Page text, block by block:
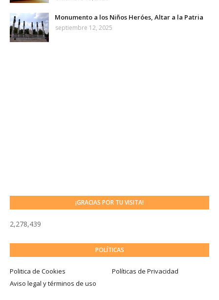
Monumento a los Niños Heróes, Altar a la Patria
septiembre 12, 2025
¡GRACIAS POR TU VISITA!
2,278,439
POLÍTICAS
Politica de Cookies
Políticas de Privacidad
Aviso legal y términos de uso